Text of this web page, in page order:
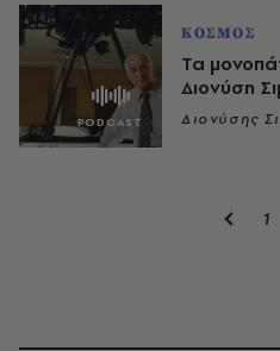
ΚΟΣΜΟΣ
Τα
Διονύση
Διονύσης
1